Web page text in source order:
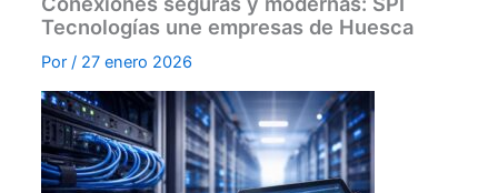
Tecnologías une empresas de Huesca
Por/ 27 enero 2026